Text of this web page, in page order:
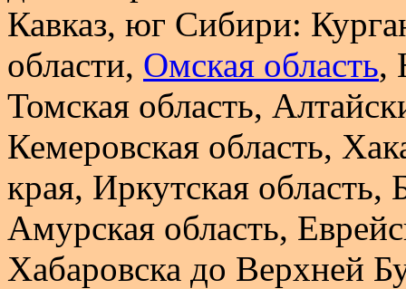
Кавказ, юг Сибири:
области, Омская область,
Томская область,
Кемеровская область,
края, Иркутская область,
Амурская область,
Хабаровска до Верхней